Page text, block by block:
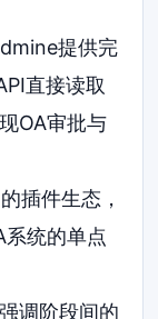
提供完
直接读取
OA审批与
插件生态，
系统的单点
调阶段间的